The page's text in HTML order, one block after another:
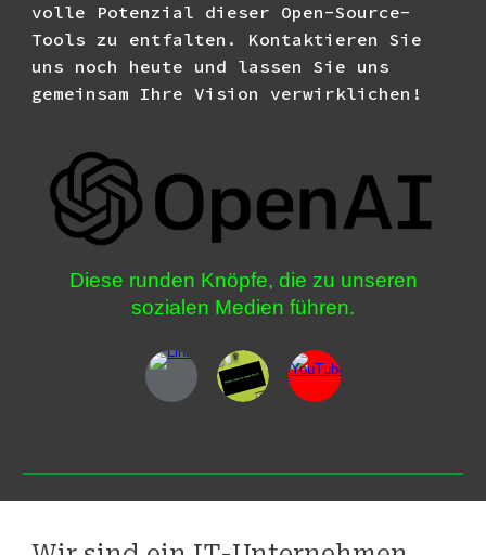
volle Potenzial dieser Open-Source-
Tools zu entfalten. Kontaktieren Sie
uns noch heute und lassen Sie uns
gemeinsam Ihre Vision verwirklichen!
Diese runden Knöpfe, die zu unseren
sozialen Medien führen.